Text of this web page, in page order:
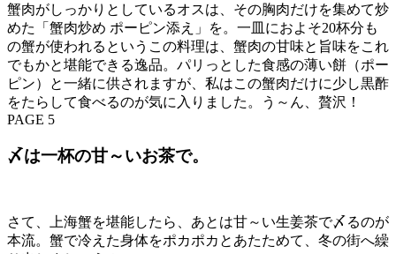
蟹肉がしっかりとしているオスは、その胸肉だけを集めて炒
めた「蟹肉炒め ポーピン添え」を。一皿におよそ20杯分も
の蟹が使われるというこの料理は、蟹肉の甘味と旨味をこれ
でもかと堪能できる逸品。パリっとした食感の薄い餅（ポー
ピン）と一緒に供されますが、私はこの蟹肉だけに少し黒酢
をたらして食べるのが気に入りました。う～ん、贅沢！
PAGE 5
〆は一杯の甘～いお茶で。
さて、上海蟹を堪能したら、あとは甘～い生姜茶で〆るのが
本流。蟹で冷えた身体をポカポカとあたためて、冬の街へ繰